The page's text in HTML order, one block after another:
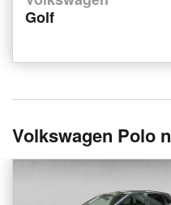
Golf
Volkswagen Polo